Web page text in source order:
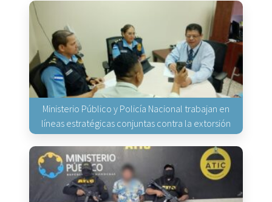
Ministerio Público y Policía Nacional trabajan en
líneas estratégicas conjuntas contra la extorsión